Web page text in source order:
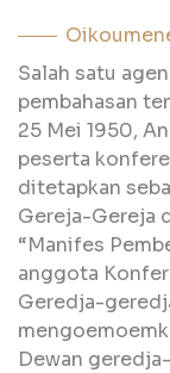
Salah satu
pembahasan
25 Mei 1950,
peserta
ditetapkan
Gereja-Gereja
“Manifes
anggota
Geredja-
Dewan